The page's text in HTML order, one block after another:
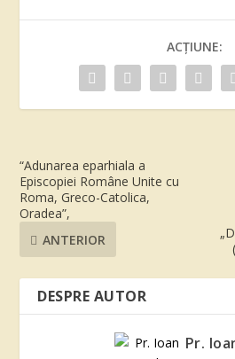
ACȚIUNE:
“Adunarea eparhiala a
Episcopiei Române Unite cu
Roma, Greco-Catolica,
Oradea”,
ANTERIOR
DESPRE AUTOR
Pr.